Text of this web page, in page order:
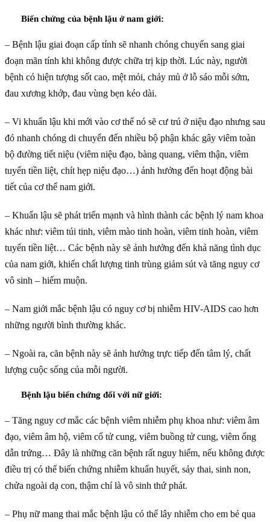
Biến chứng của bệnh lậu ở nam giới:
– Bệnh lậu giai đoạn cấp tính sẽ nhanh chóng chuyển sang giai
đoạn mãn tính khi không được chữa trị kịp thời. Lúc này, người
bệnh có hiện tượng sốt cao, mệt mỏi, chảy mủ ở lỗ sáo mỗi sớm,
đau xương khớp, đau vùng bẹn kéo dài.
– Vi khuẩn lậu khi mới vào cơ thể nó sẽ cư trú ở niệu đạo nhưng sau
đó nhanh chóng di chuyển đến nhiều bộ phận khác gây viêm toàn
bộ đường tiết niệu (viêm niệu đạo, bàng quang, viêm thận, viêm
tuyến tiền liệt, chít hẹp niệu đạo…) ảnh hưởng đến hoạt động bài
tiết của cơ thể nam giới.
– Khuẩn lậu sẽ phát triển mạnh và hình thành các bệnh lý nam khoa
khác như: viêm túi tinh, viêm mào tinh hoàn, viêm tinh hoàn, viêm
tuyến tiền liệt… Các bệnh này sẽ ảnh hưởng đến khả năng tình dục
của nam giới, khiến chất lượng tinh trùng giảm sút và tăng nguy cơ
vô sinh – hiếm muộn.
– Nam giới mắc bệnh lậu có nguy cơ bị nhiễm HIV-AIDS cao hơn
những người bình thường khác.
– Ngoài ra, căn bệnh này sẽ ảnh hưởng trực tiếp đến tâm lý, chất
lượng cuộc sống của mỗi người.
Bệnh lậu biến chứng đối với nữ giới:
– Tăng nguy cơ mắc các bệnh viêm nhiễm phụ khoa như: viêm âm
đạo, viêm âm hộ, viêm cổ tử cung, viêm buồng tử cung, viêm ống
dẫn trứng… Đây là những căn bệnh rất nguy hiểm, nếu không được
điều trị có thể biến chứng nhiễm khuẩn huyết, sảy thai, sinh non,
chửa ngoài dạ con, thậm chí là vô sinh thứ phát.
– Phụ nữ mang thai mắc bệnh lậu có thể lây nhiễm cho em bé qua